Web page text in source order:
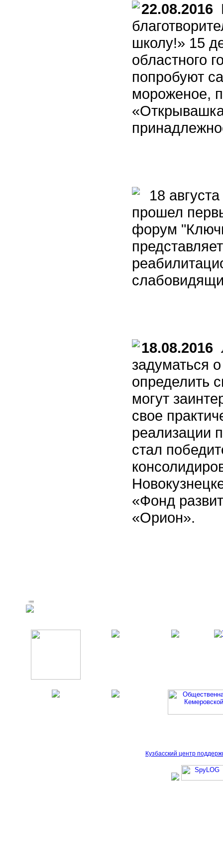
22.08.2016
школу!» 15
областного
попробуют
мороженое,
18
прошел
форум
18.08.2016
задуматься
определить
могут
свое
реализации
стал
«Фонд
«Орион».
Кузбасский центр